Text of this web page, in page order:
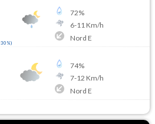
30 %)
72%
6-11Km/h
Nord E
74%
7-12 Km/h
Nord E